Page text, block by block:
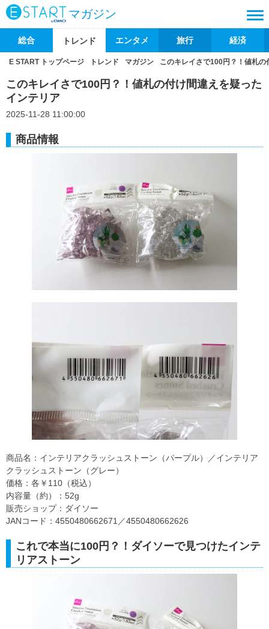
マガジン
総合 トレンド エンタメ 旅行 経済
E START トップページ トレンド マガジン このキレイさで100円？！値札
このキレイさで100円？！値札の付け間違えを疑った
インテリア
2025-11-28 11:00:00
商品情報
商品名：インテリアクラッシュストーン（パープル）／インテリア
クラッシュストーン（グレー）
価格：各￥110（税込）
内容量（約）：52g
販売ショップ：ダイソー
JANコード：4550480662671／4550480662626
これで本当に100円？！ダイソーで見つけたインテ
リアストーン